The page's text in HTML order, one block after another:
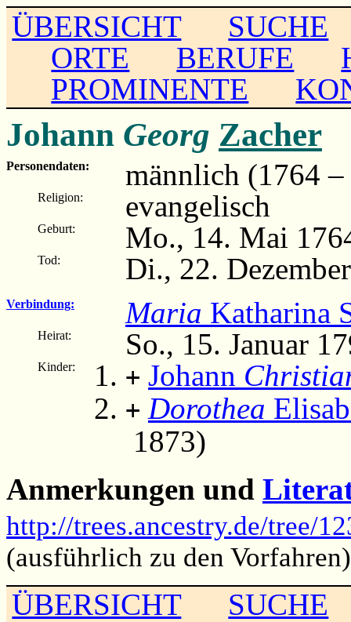
ÜBERSICHT
SUCHE
ORTE
BERUFE
PROMINENTE
Johann Georg Zacher
Personendaten: männlich (1764
Religion: evangelisch
Geburt: Mo., 14. Mai
Tod: Di., 22.
Verbindung: Maria Katharina
Heirat: So., 15. Januar
Kinder: + Johann
+ Dorothea
1873)
Anmerkungen und
http://trees.ancestry.de/tree/
(ausführlich zu den Vorfahren)
ÜBERSICHT
SUCHE